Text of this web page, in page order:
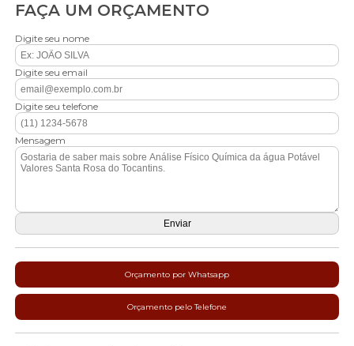
FAÇA UM ORÇAMENTO
Digite seu nome
Digite seu email
Digite seu telefone
Mensagem
Orçamento por Whatsapp
Orçamento pelo Telefone